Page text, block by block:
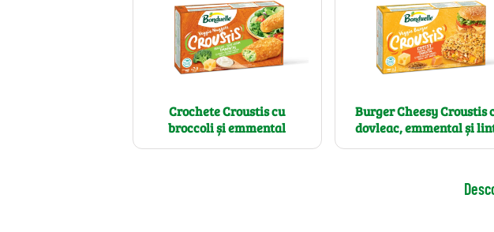
Crochete Croustis cu
broccoli și emmental
Burger Cheesy Croustis
dovleac, emmental și